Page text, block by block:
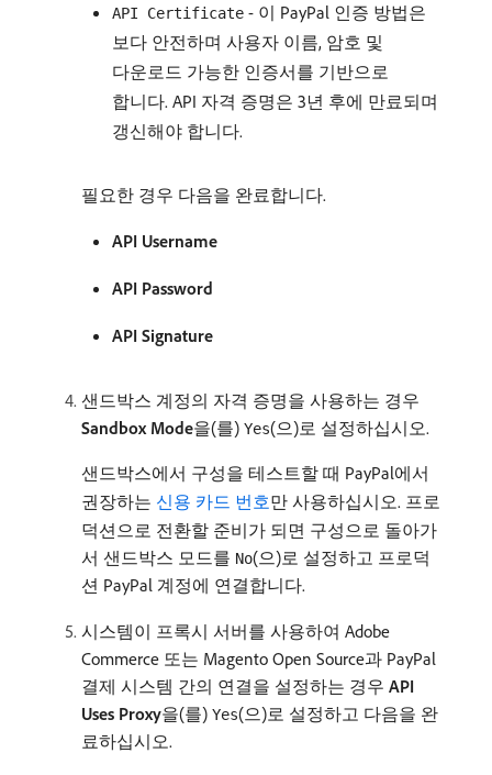
API Certificate - 이 PayPal 인증 방법은
보다 안전하며 사용자 이름, 암호 및
다운로드 가능한 인증서를 기반으로
합니다. API 자격 증명은 3년 후에 만료되며
갱신해야 합니다.
필요한 경우 다음을 완료합니다.
API Username
API Password
API Signature
샌드박스 계정의 자격 증명을 사용하는 경우
Sandbox Mode​을(를) Yes(으)로 설정하십시오.
샌드박스에서 구성을 테스트할 때 PayPal에서
권장하는 신용 카드 번호만 사용하십시오. 프로
덕션으로 전환할 준비가 되면 구성으로 돌아가
서 샌드박스 모드를 No(으)로 설정하고 프로덕
션 PayPal 계정에 연결합니다.
시스템이 프록시 서버를 사용하여 Adobe
Commerce 또는 Magento Open Source과 PayPal
결제 시스템 간의 연결을 설정하는 경우 API
Uses Proxy​을(를) Yes(으)로 설정하고 다음을 완
료하십시오.